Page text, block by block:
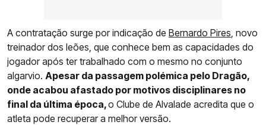
A contratação surge por indicação de Bernardo Pires , novo
treinador dos leões, que conhece bem as capacidades do
jogador após ter trabalhado com o mesmo no conjunto
algarvio. Apesar da passagem polémica pelo Dragão,
onde acabou afastado por motivos disciplinares no
final da última época,o Clube de Alvalade acredita que o
atleta pode recuperar a melhor versão.